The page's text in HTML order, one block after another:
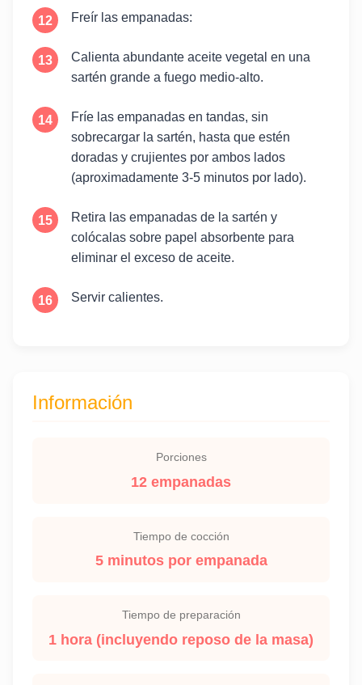
Freír las empanadas:
Calienta abundante aceite vegetal en una
sartén grande a fuego medio-alto.
Fríe las empanadas en tandas, sin
sobrecargar la sartén, hasta que estén
doradas y crujientes por ambos lados
(aproximadamente 3-5 minutos por lado).
Retira las empanadas de la sartén y
colócalas sobre papel absorbente para
eliminar el exceso de aceite.
Servir calientes.
Información
Porciones
12 empanadas
Tiempo de cocción
5 minutos por empanada
Tiempo de preparación
1 hora (incluyendo reposo de la masa)